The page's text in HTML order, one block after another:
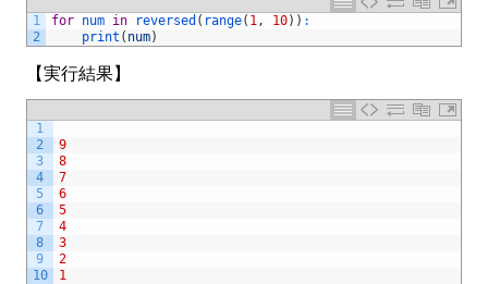
1
2
for num in reversed ( range( 1 , 10) ) :
print ( num)
【実行結果】
1
2
3
4
5
6
7
8
9
10
9
8
7
6
5
4
3
2
1